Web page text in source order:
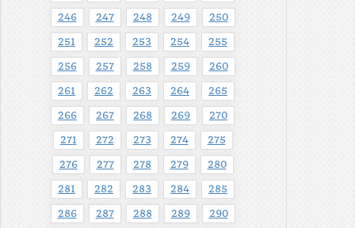
246 247 248 249 250
251 252 253 254 255
256 257 258 259 260
261 262 263 264 265
266 267 268 269 270
271 272 273 274 275
276 277 278 279 280
281 282 283 284 285
286 287 288 289 290